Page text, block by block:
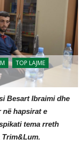
TOP LAJME
Besart Ibraimi dhe
në hapsirat e
tema rreth